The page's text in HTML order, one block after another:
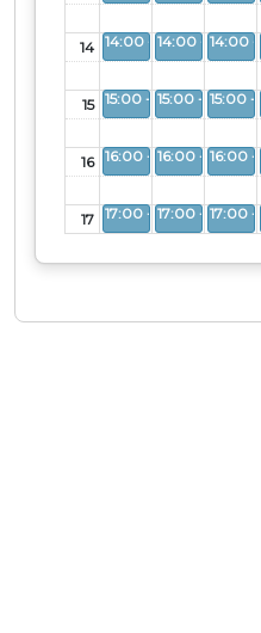
14
15
16
17
Aberto
Aberto
Aberto
Aberto
Aberto
Aberto
Aberto
Aberto